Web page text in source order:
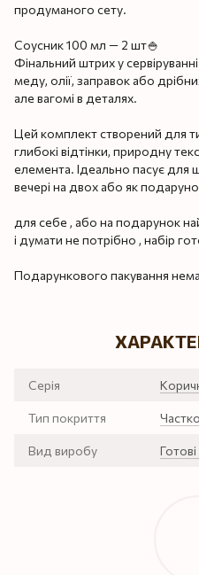
продуманого сету.
Соусник 100 мл — 2 шт🍚
Фінальний штрих у
меду, олії, заправок або
але вагомі в деталях.
Цей комплект створений для
глибокі відтінки, природну
елемента. Ідеально пасує для
вечері на двох або як
для себе , або на подарунок
і думати не потрібно , набір
Подарункового пакування
Серія
Тип покриття
Вид виробу